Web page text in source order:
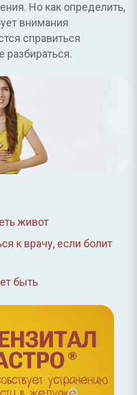
Но как определить,
внимания
справиться
разбираться.
живот
к врачу, если болит
быть